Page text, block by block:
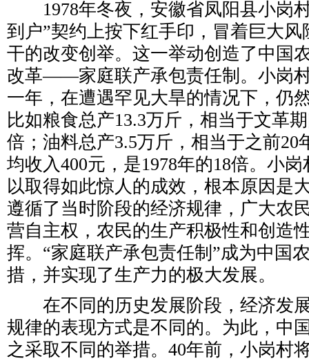
1978年冬夜，安徽省凤阳县小岗村
到户”契约上按下红手印，冒着巨大
干的改变创举。这一举动创造了中国
改革——家庭联产承包责任制。小岗
一年，在遭遇罕见大旱的情况下，仍
比如粮食总产13.3万斤，相当于文革
倍；油料总产3.5万斤，相当于之前20
均收入400元，是1978年的18倍。小
以取得如此惊人的成效，根本原因是
遵循了当时阶段的经济规律，广大农
营自主权，农民的生产积极性和创造
挥。“家庭联产承包责任制”成为中国
措，并实现了生产力的极大发展。
在不同的历史发展阶段，经济发
规律的表现方式是不同的。为此，中
之采取不同的举措。40年前，小岗村